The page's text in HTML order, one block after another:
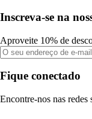
Inscreva-se na
Aproveite 10% de
Fique conectado
Encontre-nos nas redes